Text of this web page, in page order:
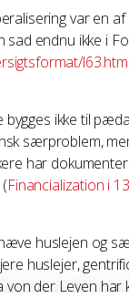
var en
endnu ikke i
l63.htm
ikke til
særproblem,
har
Financialization i
huslejen og
huslejer,
der Leyen har